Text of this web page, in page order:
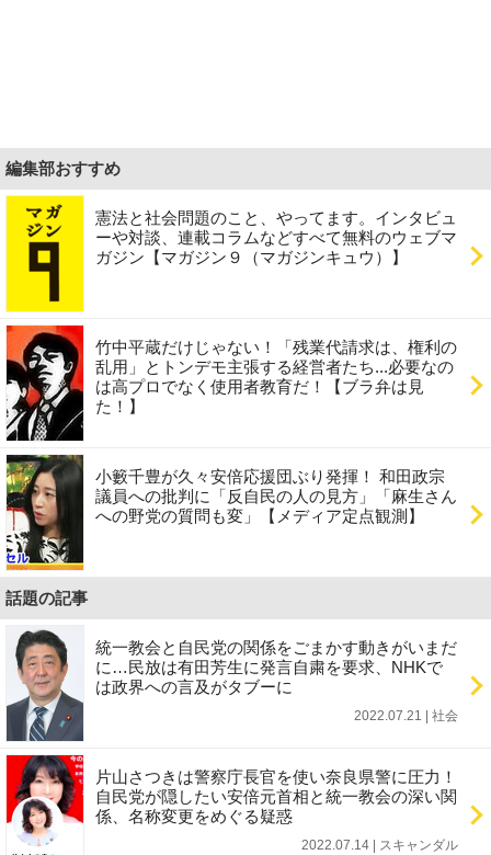
編集部おすすめ
憲法と社会問題のこと、やってます。インタビュ
ーや対談、連載コラムなどすべて無料のウェブマ
ガジン【マガジン９（マガジンキュウ）】
竹中平蔵だけじゃない！「残業代請求は、権利の
乱用」とトンデモ主張する経営者たち...必要なの
は高プロでなく使用者教育だ！【ブラ弁は見
た！】
小籔千豊が久々安倍応援団ぶり発揮！ 和田政宗
議員への批判に「反自民の人の見方」「麻生さん
への野党の質問も変」【メディア定点観測】
話題の記事
統一教会と自民党の関係をごまかす動きがいまだ
に…民放は有田芳生に発言自粛を要求、NHKで
は政界への言及がタブーに
2022.07.21 | 社会
片山さつきは警察庁長官を使い奈良県警に圧力！
自民党が隠したい安倍元首相と統一教会の深い関
係、名称変更をめぐる疑惑
2022.07.14 | スキャンダル